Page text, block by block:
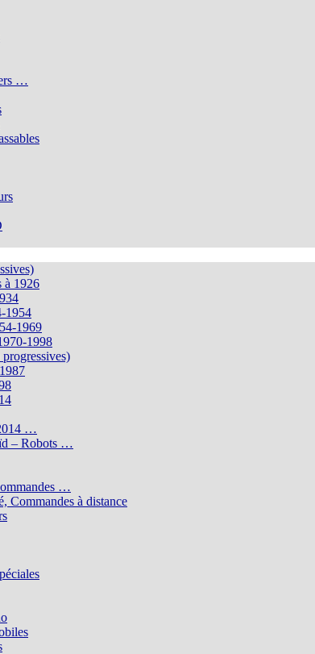
…
à 1926
1954
1969
1998
…
– Robots …
…
Commandes à distance